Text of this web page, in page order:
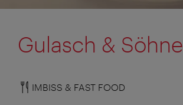
Gulasch & Söhne
IMBISS & FAST FOOD